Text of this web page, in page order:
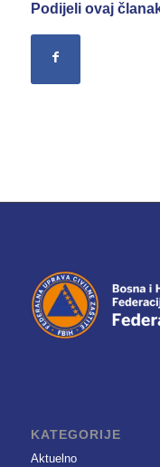
Podijeli ovaj
KATEGORIJE
Aktuelno